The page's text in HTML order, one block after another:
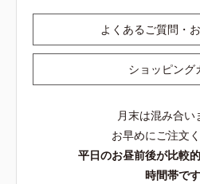
よくあるご質問・
ショッピング
月末は混み合い
お早めにご注文く
平日のお昼前後が比較
時間帯です